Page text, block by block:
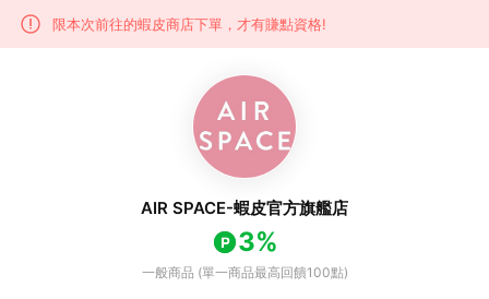
限本次前往的蝦皮商店下單，才有賺點資格!
AIR SPACE-蝦皮官方旗艦店
3%
一般商品 (單一商品最高回饋100點)